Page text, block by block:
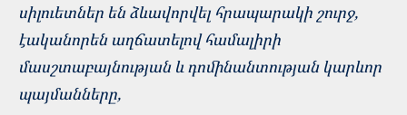
սիլուետներ են ձևավորվել հրապարակի շուրջ,
էականորեն աղճատելով համալիրի
մասշտաբայնության և դոմինանտության կարևոր
պայմանները,